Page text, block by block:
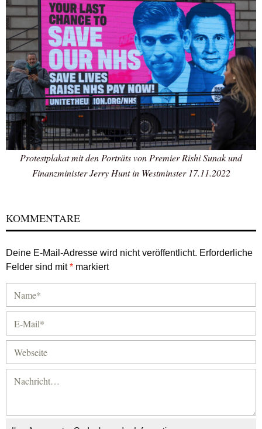
Protestplakat mit den Porträts von Premier Rishi Sunak und
Finanzminister Jerry Hunt in Westminster 17.11.2022
KOMMENTARE
Deine E-Mail-Adresse wird nicht veröffentlicht. Erforderliche
Felder sind mit* markiert